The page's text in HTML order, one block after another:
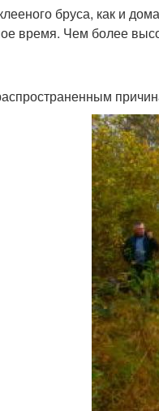
бруса, как и
время. Чем более